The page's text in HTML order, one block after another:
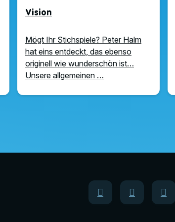
Vision
Mögt Ihr Stichspiele? Peter Halm
hat eins entdeckt, das ebenso
originell wie wunderschön ist…
Unsere allgemeinen …